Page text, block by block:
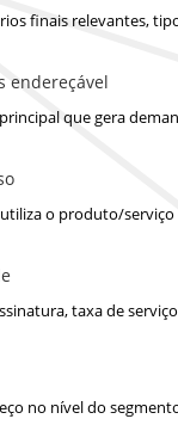
finais relevantes,
endereçável
que gera
o produto/
taxa de
no nível do